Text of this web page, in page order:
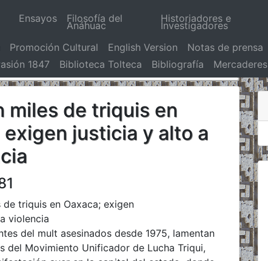
Ensayos Filosofía del
Anáhuac
Historiadores e
Investigadores
Promoción Cultural English Version Notas de prensa
1847
Biblioteca Tolteca Bibliografía Mercaderes
miles de triquis en
exigen justicia y alto a
del mult asesinados desde 1975, lamentan
del Movimiento Unificador de Lucha Triqui,